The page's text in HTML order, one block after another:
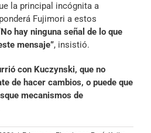
la principal incógnita a
Fujimori a estos
hay ninguna señal de lo que
mensaje”, insistió.
con Kuczynski, que no
de hacer cambios, o puede que
mecanismos de